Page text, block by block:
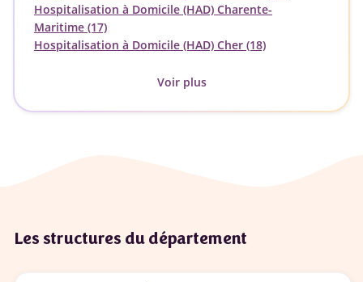
Hospitalisation à Domicile (HAD) Charente-
Maritime (17)
Hospitalisation à Domicile (HAD) Cher (18)
Voir plus
Les structures du département